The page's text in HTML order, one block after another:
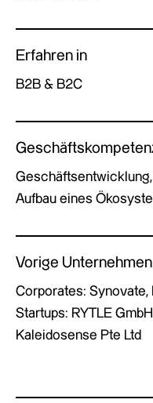
Erfahren in
B2B & B2C
Aufbau eines
Vorige Unternehmen
Corporates: Synovate,
Startups: RYTLE
Kaleidosense Pte Ltd